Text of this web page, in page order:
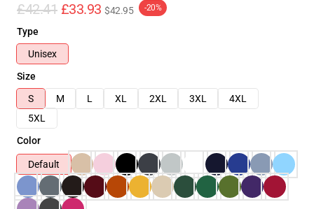
£42.41 £33.93 $42.95 -20%
Type
Unisex
Size
S
M L XL 2XL 3XL
4XL
5XL
Color
Default